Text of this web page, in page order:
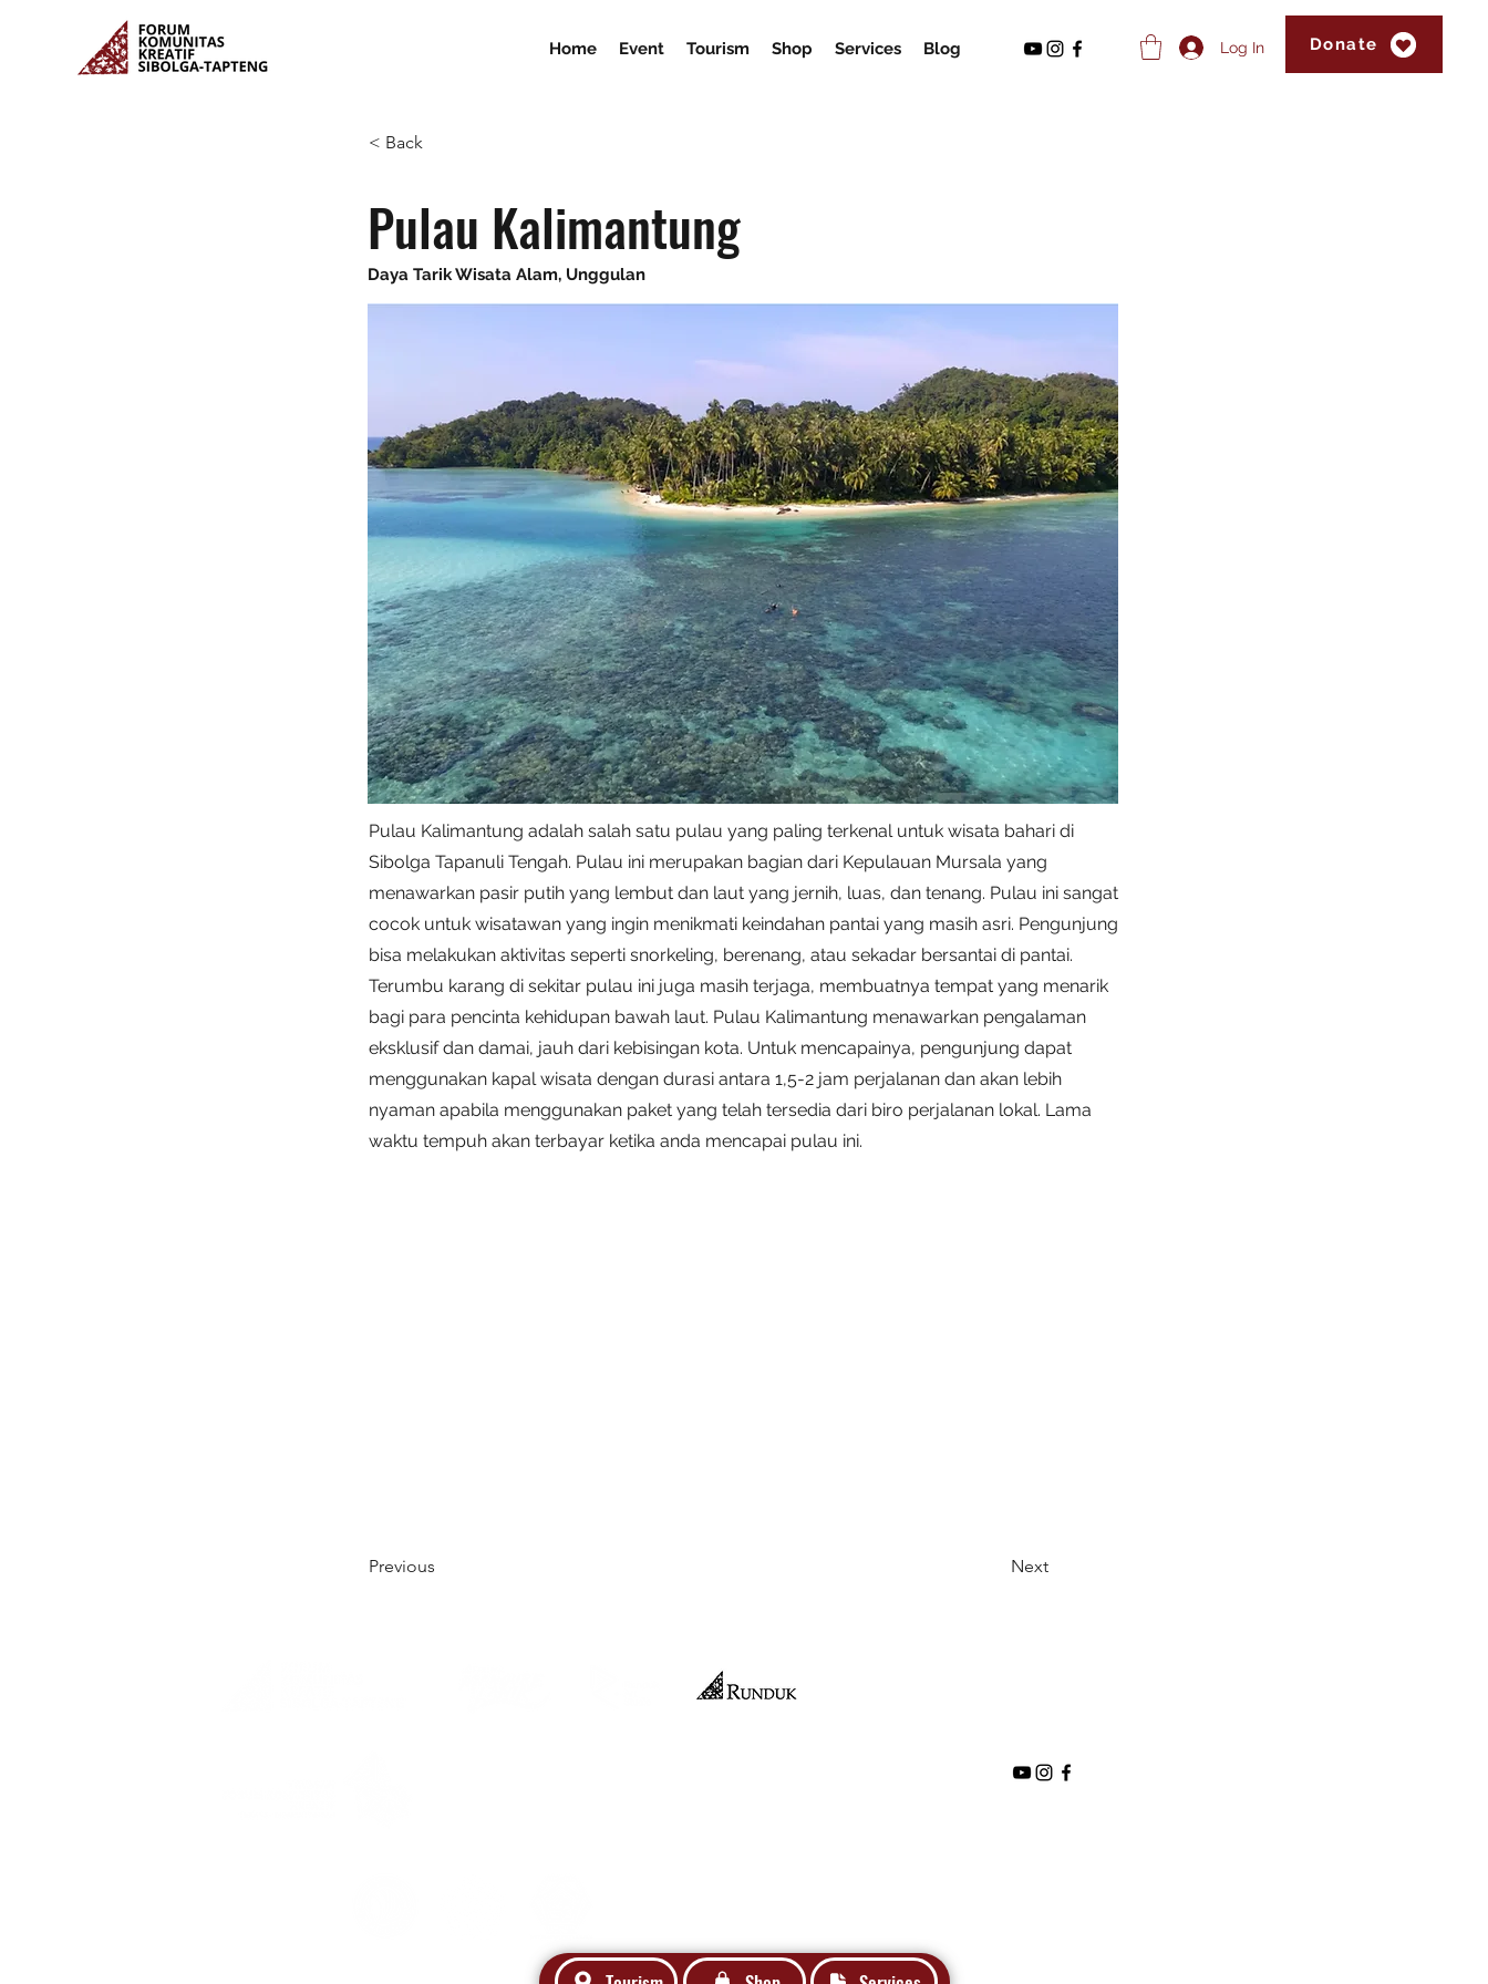
Home Event Tourism Shop Services Blog Log In Donate
< Back
Pulau Kalimantung
Daya Tarik Wisata Alam, Unggulan
Pulau Kalimantung adalah salah satu pulau yang paling terkenal untuk wisata bahari di
Sibolga Tapanuli Tengah. Pulau ini merupakan bagian dari Kepulauan Mursala yang
menawarkan pasir putih yang lembut dan laut yang jernih, luas, dan tenang. Pulau ini sangat
cocok untuk wisatawan yang ingin menikmati keindahan pantai yang masih asri. Pengunjung
bisa melakukan aktivitas seperti snorkeling, berenang, atau sekadar bersantai di pantai.
Terumbu karang di sekitar pulau ini juga masih terjaga, membuatnya tempat yang menarik
bagi para pencinta kehidupan bawah laut. Pulau Kalimantung menawarkan pengalaman
eksklusif dan damai, jauh dari kebisingan kota. Untuk mencapainya, pengunjung dapat
menggunakan kapal wisata dengan durasi antara 1,5-2 jam perjalanan dan akan lebih
nyaman apabila menggunakan paket yang telah tersedia dari biro perjalanan lokal. Lama
waktu tempuh akan terbayar ketika anda mencapai pulau ini.
Previous Next